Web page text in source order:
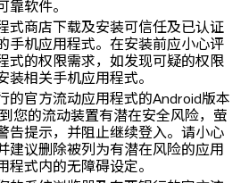
靠软件。
式商店下载及安装可信任及已认证
手机应用程式。在安装前应小心评
式的权限需求，如发现可疑的权限
装相关手机应用程式。
的官方流动应用程式的Android版本
您的流动装置有潜在安全风险，萤
告提示，并阻止继续登入。请小心
建议删除被列为有潜在风险的应用
程式内的无障碍设定。